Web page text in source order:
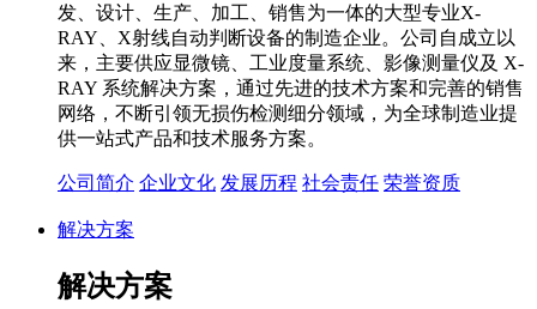
发、设计、生产、加工、销售为一体的大型专业X-
RAY、X射线自动判断设备的制造企业。公司自成立以
来，主要供应显微镜、工业度量系统、影像测量仪及 X-
RAY 系统解决方案，通过先进的技术方案和完善的销售
网络，不断引领无损伤检测细分领域，为全球制造业提
供一站式产品和技术服务方案。
公司简介 企业文化 发展历程 社会责任 荣誉资质
解决方案
解决方案